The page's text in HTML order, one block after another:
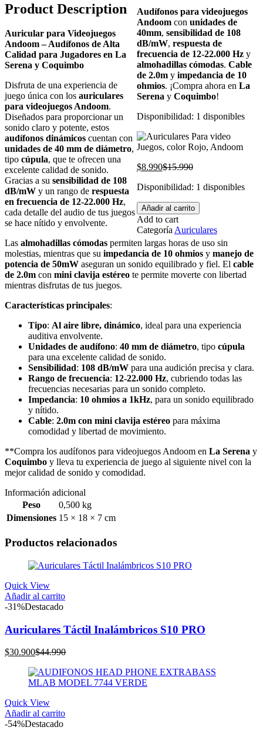
actual
es:
$8.990.
original
era:
$15.990.
Audífonos para videojuegos
Andoomcon unidades de
40mm, sensibilidad de 108
dB/mW, respuesta de
frecuencia de 12-22.000 Hzy
almohadillas cómodas. Cable
de 2.0my impedancia de 10
ohmios. ¡Compra ahora en La
Serena y Coquimbo!
Disponibilidad: 1 disponibles
$8.990El
actual
$8.990.
$15.990El
original
$15.990.
Disponibilidad: 1 disponibles
Auriculares
Para
video
Juegos,
color
Rojo,
Andoom
cantidad
Añadir al carrito
Add to cart
Categoría Auriculares
Product Description
Auricular para Videojuegos
Andoom – Audífonos de Alta
Calidad para Jugadores en La
Serena y Coquimbo
Disfruta de una experiencia de
juego única con los auriculares
para videojuegos Andoom.
Diseñados para proporcionar un
sonido claro y potente, estos
audífonos dinámicos cuentan con
unidades de 40 mm de diámetro,
tipo cúpula, que te ofrecen una
excelente calidad de sonido.
Gracias a su sensibilidad de 108
dB/mW y un rango de respuesta
en frecuencia de 12-22.000 Hz,
cada detalle del audio de tus juegos
se hace nítido y envolvente.
Las almohadillas cómodas permiten largas horas de uso sin
molestias, mientras que su impedancia de 10 ohmios y manejo de
potencia de 50mW aseguran un sonido equilibrado y fiel. El cable
de 2.0m con mini clavija estéreo te permite moverte con libertad
mientras disfrutas de tus juegos.
Características principales:
Tipo: Al aire libre, dinámico, ideal para una experiencia
auditiva envolvente.
Unidades de audífono: 40 mm de diámetro, tipo cúpula
para una excelente calidad de sonido.
Sensibilidad: 108 dB/mW para una audición precisa y clara.
Rango de frecuencia: 12-22.000 Hz, cubriendo todas las
frecuencias necesarias para un sonido completo.
Impedancia: 10 ohmios a 1kHz, para un sonido equilibrado
y nítido.
Cable: 2.0m con mini clavija estéreo para máxima
comodidad y libertad de movimiento.
**Compra los audífonos para videojuegos Andoom en La Serena y
Coquimbo y lleva tu experiencia de juego al siguiente nivel con la
mejor calidad de sonido y comodidad.
Información adicional
Peso
0,500 kg
Dimensiones 15 × 18 × 7 cm
Productos relacionados
Quick View
Añadir al carrito
-31%Destacado
Auriculares Táctil Inalámbricos S10 PRO
$30.900El
actual
es:
$44.990El
original
era:
Quick View
Añadir al carrito
-54%Destacado